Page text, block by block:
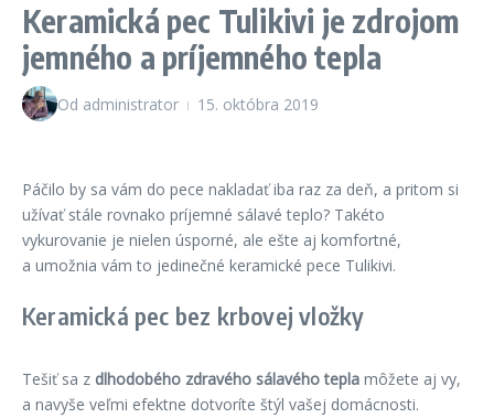
Keramická pec Tulikivi je zdrojom
jemného a príjemného tepla
Od administrator 15. októbra 2019
Páčilo by sa vám do pece nakladať iba raz za deň, a pritom si
užívať stále rovnako príjemné sálavé teplo? Takéto
vykurovanie je nielen úsporné, ale ešte aj komfortné,
a umožnia vám to jedinečné keramické pece Tulikivi.
Keramická pec bez krbovej vložky
Tešiť sa z dlhodobého zdravého sálavého tepla môžete aj vy,
a navyše veľmi efektne dotvoríte štýl vašej domácnosti.